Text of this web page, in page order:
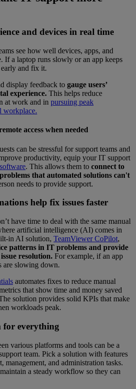
and devices in real time
see how well devices, apps, and
If a laptop runs slowly or an app keeps
and fix it.
display feedback to gauge users’
experience. This helps reduce
at work and in pursuing peak
workplace.
access when needed
can be stressful for support teams and
productivity, equip your IT support
. This allows them to connect to
that automated solutions can't
needs to provide support.
help fix issues faster
have time to deal with the same manual
artificial intelligence (AI) comes in
in AI solution, TeamViewer CoPilot,
patterns in IT problems and provide
resolution. For example, if an app
are slowing down.
automates fixes to reduce manual
that show time and money saved
solution provides solid KPIs that make
workloads peak.
for everything
various platforms and tools can be a
team. Pick a solution with features
management, and administration tasks.
a steady workflow so they can